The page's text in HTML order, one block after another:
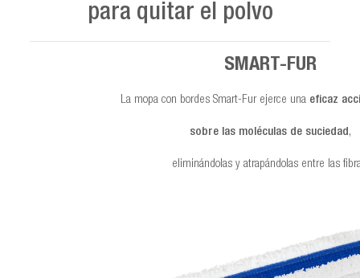
para quitar el polvo
SMART-FUR
La mopa con bordes Smart-Fur ejerce una eficaz
sobre las moléculas de suciedad ,
eliminándolas y atrapándolas entre las